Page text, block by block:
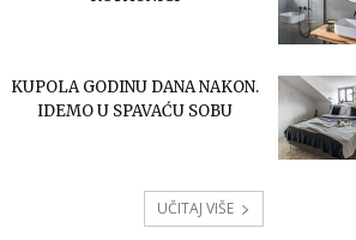
KUPOLA GODINU DANA NAKON.
IDEMO U SPAVAĆU SOBU
UČITAJ VIŠE